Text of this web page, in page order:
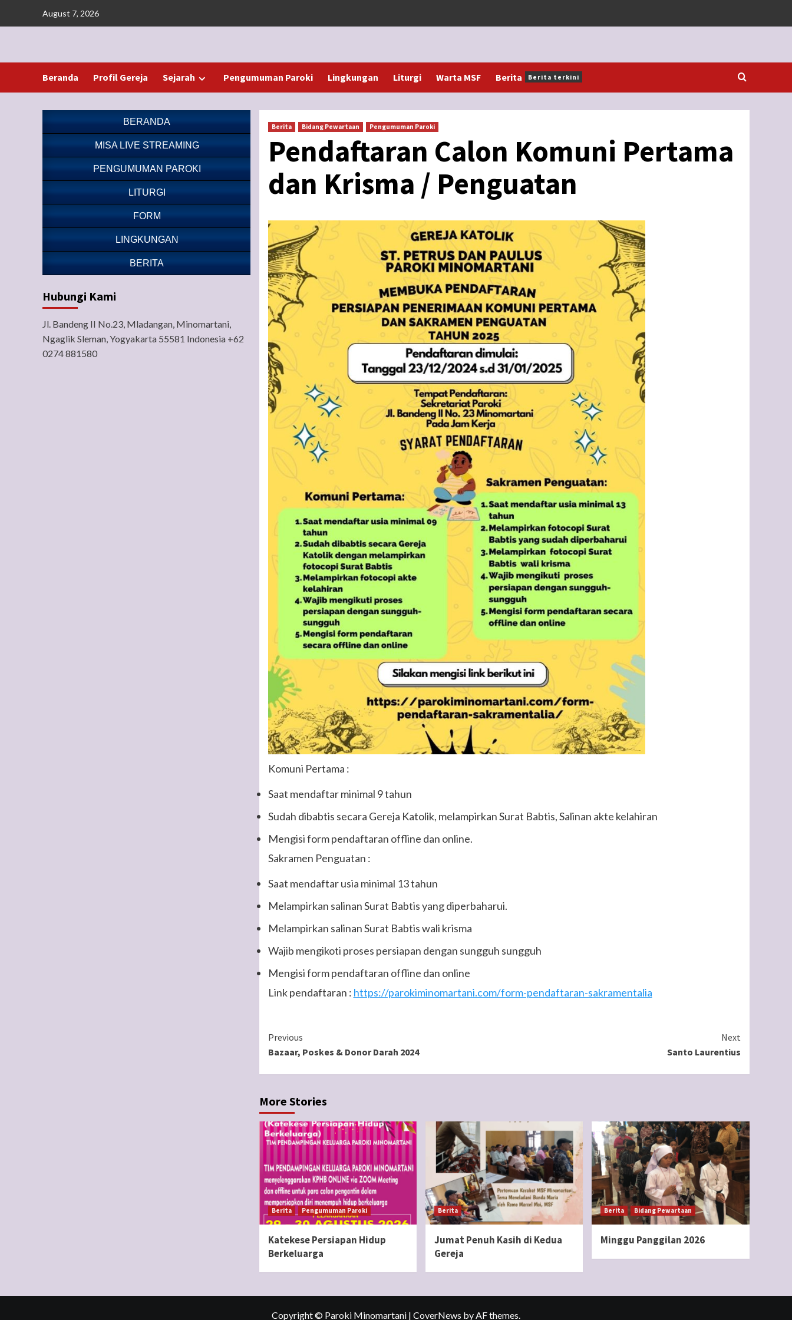
August 7, 2026
Beranda Profil Gereja Sejarah Pengumuman Paroki Lingkungan Liturgi Warta MSF Berita Berita terkini
Berita Bidang Pewartaan Pengumuman Paroki
Pendaftaran Calon Komuni Pertama
dan Krisma / Penguatan
Komuni Pertama :
Saat mendaftar minimal 9 tahun
Sudah dibabtis secara Gereja Katolik, melampirkan Surat Babtis, Salinan akte kelahiran
Mengisi form pendaftaran offline dan online.
Sakramen Penguatan :
Saat mendaftar usia minimal 13 tahun
Melampirkan salinan Surat Babtis yang diperbaharui.
Melampirkan salinan Surat Babtis wali krisma
Wajib mengikoti proses persiapan dengan sungguh sungguh
Mengisi form pendaftaran offline dan online
Link pendaftaran : https://parokiminomartani.com/form-pendaftaran-sakramentalia
Continue
Reading
Previous
Bazaar, Poskes & Donor Darah 2024
Next
Santo Laurentius
More Stories
Berita Pengumuman Paroki
Katekese Persiapan Hidup
Berkeluarga
Berita
Jumat Penuh Kasih di Kedua
Gereja
Berita Bidang Pewartaan
Minggu Panggilan 2026
BERANDA
MISA LIVE STREAMING
PENGUMUMAN PAROKI
LITURGI
FORM
LINGKUNGAN
BERITA
Hubungi Kami
Jl. Bandeng II No.23, Mladangan, Minomartani,
Ngaglik Sleman, Yogyakarta 55581 Indonesia +62
0274 881580
Copyright © Paroki Minomartani | CoverNews by AF themes.